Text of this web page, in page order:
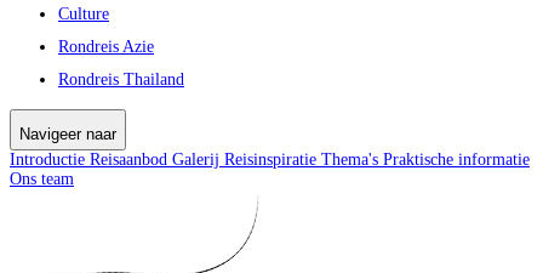
Culture
Rondreis Azie
Rondreis Thailand
Navigeer naar
Introductie Reisaanbod Galerij Reisinspiratie Thema's Praktische informatie
Ons team